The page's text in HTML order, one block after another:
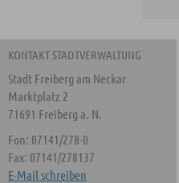
KONTAKT STADTVERWALTUNG
Stadt Freiberg am Neckar
Marktplatz 2
71691 Freiberg a. N.
Fon: 07141/278-0
Fax: 07141/278137
E-Mail schreiben